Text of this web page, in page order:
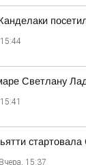
Светлану
Вчера, 15:37